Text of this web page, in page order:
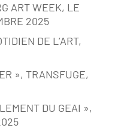
ART WEEK, LE
2025
DE L’ART,
», TRANSFUGE,
DU GEAI »,